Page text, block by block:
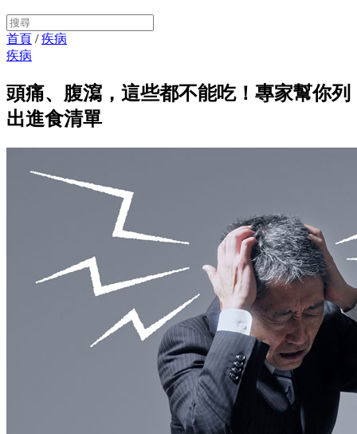
首頁 /疾病
疾病
頭痛、腹瀉，這些都不能吃！專家幫你列
出進食清單